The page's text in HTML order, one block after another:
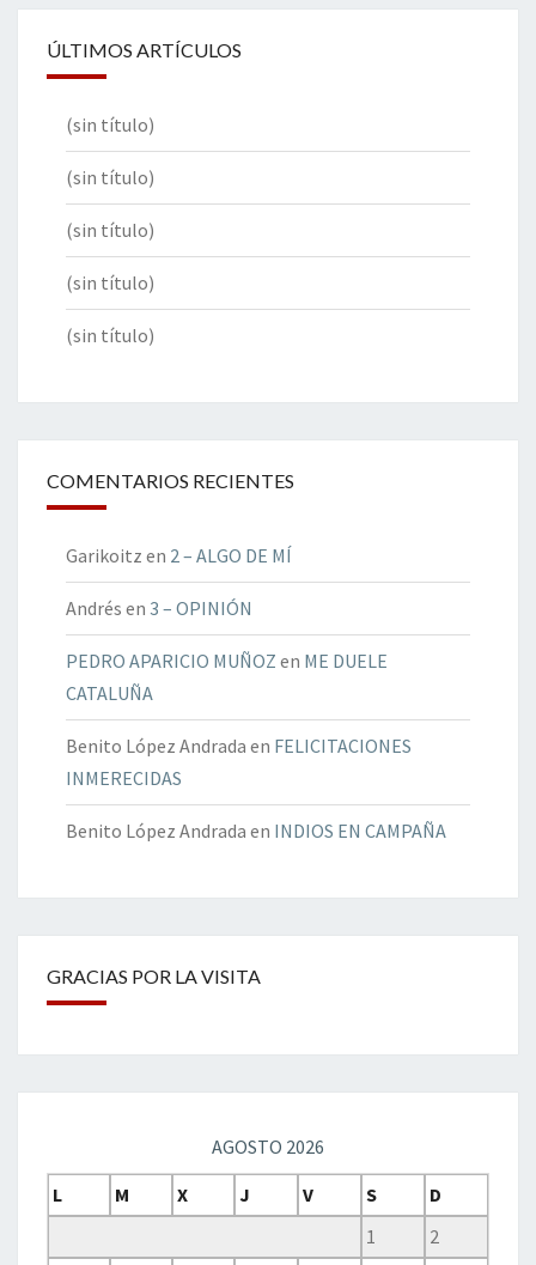
ÚLTIMOS ARTÍCULOS
(sin título)
(sin título)
(sin título)
(sin título)
(sin título)
COMENTARIOS RECIENTES
Garikoitz en 2 – ALGO DE MÍ
Andrés en 3 – OPINIÓN
PEDRO APARICIO MUÑOZ en ME DUELE
CATALUÑA
Benito López Andrada en FELICITACIONES
INMERECIDAS
Benito López Andrada en INDIOS EN CAMPAÑA
GRACIAS POR LA VISITA
AGOSTO 2026
L
M X J V S
D
1
2